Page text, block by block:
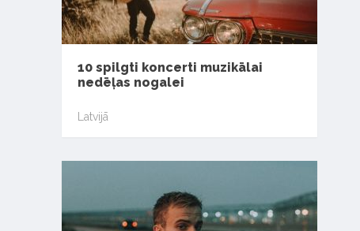
10 spilgti koncerti muzikālai
nedēļas nogalei
Latvijā